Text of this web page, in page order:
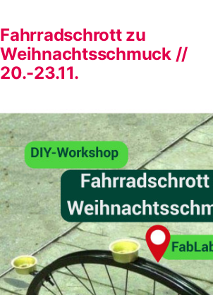
Fahrradschrott zu
Weihnachtsschmuck //
20.-23.11.